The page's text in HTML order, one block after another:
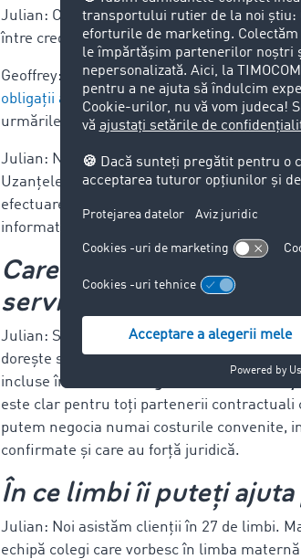
Julian: Când clienții nu vorbesc limba
între creditor și debitor. Aici este util faptul
Geoffrey: De multe ori transportatorii și
obligații au
. Noi le explicăm ce trebuie
urmările neconformării.
Julian: Nu suntem consultat juridic să
Uzanțele contractuale sau comerciale de
efectuarea plăților poate fi uneori fără
informativă,
Care sunt limitele
serviciu inkasso?
Julian: Spre exemplu: Sunt pretinse
dorește să perceapă costuri de staționare,
incluse în contract.
Sugestia noastră:
este clar pentru toți partenerii contractuali
putem negocia numai costurile convenite,
confirmate și care au forță juridică.
În ce limbi îi puteți
Julian: Noi asistăm clienții în 27 de limbi.
echipă colegi care vorbesc în limba